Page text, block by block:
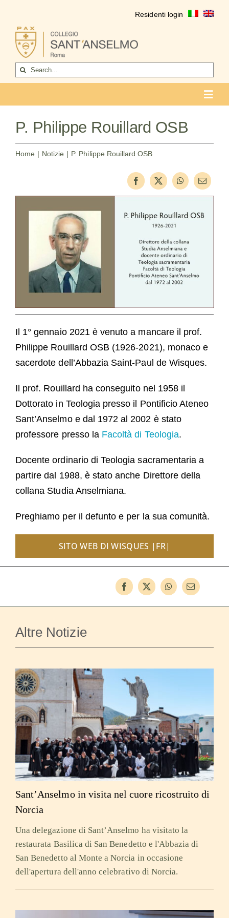
contenuto
Residenti login
Cerca
per:
Come entrare
Chiesa
P. Philippe Rouillard OSB
Home Notizie P. Philippe Rouillard OSB
Il 1° gennaio 2021 è venuto a mancare il prof.
Philippe Rouillard OSB (1926-2021), monaco e
sacerdote dell’Abbazia Saint-Paul de Wisques.
Il prof. Rouillard ha conseguito nel 1958 il
Dottorato in Teologia presso il Pontificio Ateneo
Sant’Anselmo e dal 1972 al 2002 è stato
professore presso la Facoltà di Teologia.
Docente ordinario di Teologia sacramentaria a
partire dal 1988, è stato anche Direttore della
collana Studia Anselmiana.
Preghiamo per il defunto e per la sua comunità.
SITO WEB DI WISQUES |FR|
Altre Notizie
Sant’Anselmo in visita nel cuore ricostruito di
Norcia
Una delegazione di Sant’Anselmo ha visitato la
restaurata Basilica di San Benedetto e l'Abbazia di
San Benedetto al Monte a Norcia in occasione
dell'apertura dell'anno celebrativo di Norcia.